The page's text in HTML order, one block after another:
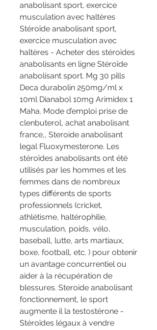
anabolisant sport, exercice
musculation avec haltères
Stéroïde anabolisant sport,
exercice musculation avec
haltères - Acheter des stéroïdes
anabolisants en ligne Stéroïde
anabolisant sport. Mg 30 pills
Deca durabolin 250mg/ml x
10ml Dianabol 10mg Arimidex 1
Maha. Mode d’emploi prise de
clenbuterol, achat anabolisant
france,, Steroide anabolisant
legal Fluoxymesterone. Les
stéroïdes anabolisants ont été
utilisés par les hommes et les
femmes dans de nombreux
types différents de sports
professionnels (cricket,
athlétisme, haltérophilie,
musculation, poids, vélo,
baseball, lutte, arts martiaux,
boxe, football, etc. ) pour obtenir
un avantage concurrentiel ou
aider à la récupération de
blessures. Steroide anabolisant
fonctionnement, le sport
augmente il la testostérone -
Stéroïdes légaux à vendre